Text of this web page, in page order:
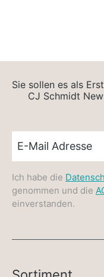
Sie sollen es als
CJ Schmidt
Ich habe die
genommen und die
einverstanden.